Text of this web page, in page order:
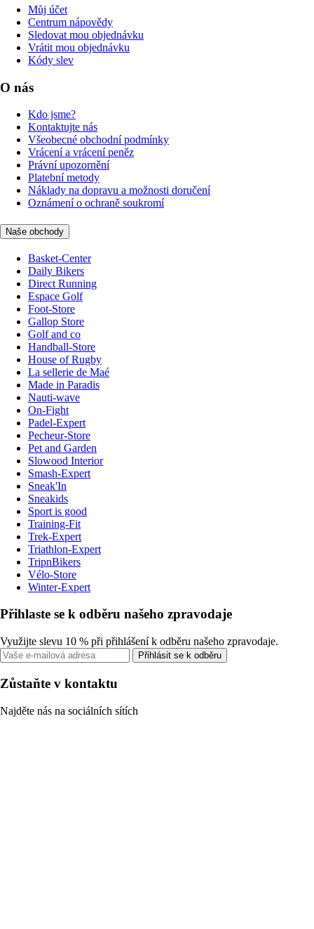
Můj účet
Centrum nápovědy
Sledovat mou objednávku
Vrátit mou objednávku
Kódy slev
O nás
Kdo jsme?
Kontaktujte nás
Všeobecné obchodní podmínky
Vrácení a vrácení peněz
Právní upozornění
Platební metody
Náklady na dopravu a možnosti doručení
Oznámení o ochraně soukromí
Naše obchody
Basket-Center
Daily Bikers
Direct Running
Espace Golf
Foot-Store
Gallop Store
Golf and co
Handball-Store
House of Rugby
La sellerie de Maé
Made in Paradis
Nauti-wave
On-Fight
Padel-Expert
Pecheur-Store
Pet and Garden
Slowood Interior
Smash-Expert
Sneak'In
Sneakids
Sport is good
Training-Fit
Trek-Expert
Triathlon-Expert
TripnBikers
Vélo-Store
Winter-Expert
Přihlaste se k odběru našeho zpravodaje
Využijte slevu 10 % při přihlášení k odběru našeho zpravodaje.
Přihlásit se k odběru
Zůstaňte v kontaktu
Najděte nás na sociálních sítích